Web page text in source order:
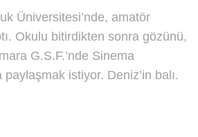
Üniversitesi’nde, amatör
Okulu bitirdikten sonra gözünü,
G.S.F.’nde Sinema
istiyor. Deniz’in balı.